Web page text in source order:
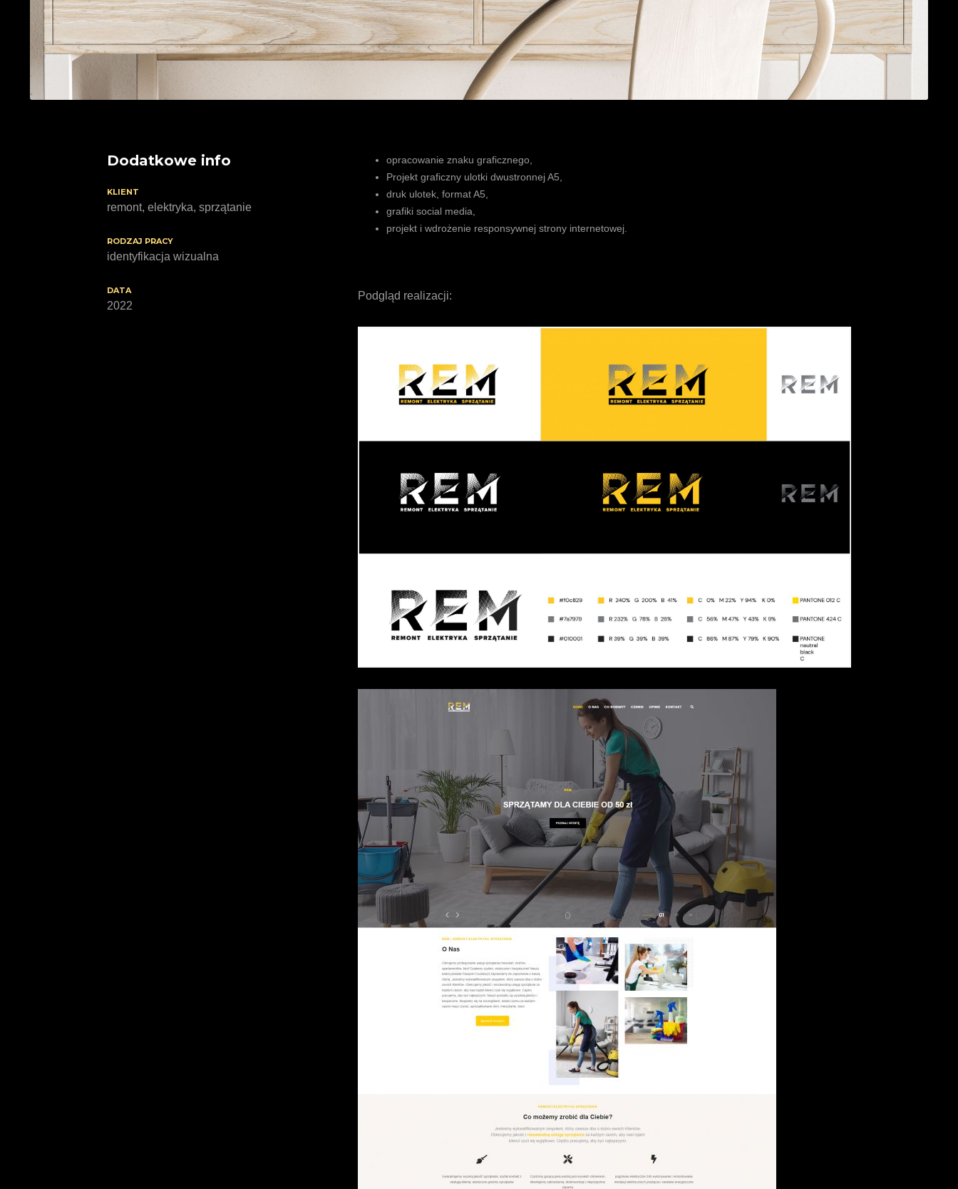
Dodatkowe info
KLIENT
remont, elektryka, sprzątanie
RODZAJ PRACY
identyfikacja wizualna
DATA
2022
opracowanie znaku graficznego,
Projekt graficzny ulotki dwustronnej A5,
druk ulotek, format A5,
grafiki social media,
projekt i wdrożenie responsywnej strony internetowej.
Podgląd realizacji: